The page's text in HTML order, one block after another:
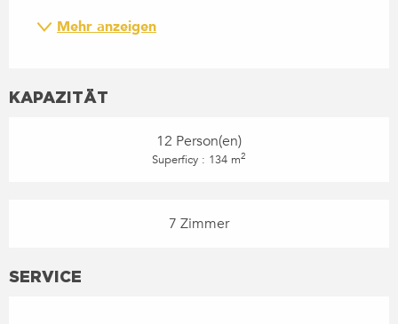
Mehr anzeigen
KAPAZITÄT
12 Person(en)
Superficy : 134 m2
7 Zimmer
SERVICE